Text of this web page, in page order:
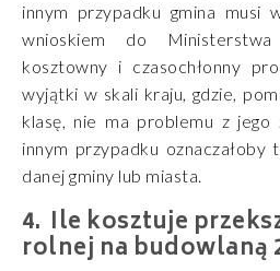
innym przypadku gmina musi
wnioskiem do
kosztowny i czasochłonny
wyjątki w skali kraju, gdzie,
klasę, nie ma problemu z jego
innym przypadku
danej gminy lub miasta.
Ile kosztuje
rolnej na budowlaną